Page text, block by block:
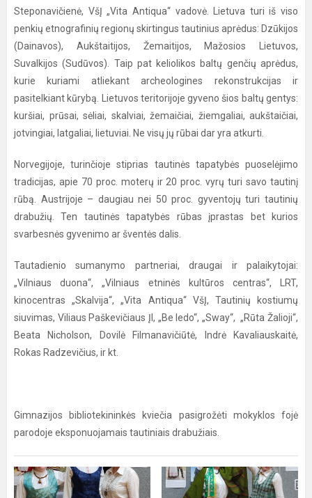
Steponavičienė, VšĮ „Vita Antiqua“ vadovė. Lietuva turi iš viso
penkių etnografinių regionų skirtingus tautinius aprėdus: Dzūkijos
(Dainavos), Aukštaitijos, Žemaitijos, Mažosios Lietuvos,
Suvalkijos (Sudūvos). Taip pat keliolikos baltų genčių aprėdus,
kurie kuriami atliekant archeologines rekonstrukcijas ir
pasitelkiant kūrybą. Lietuvos teritorijoje gyveno šios baltų gentys:
kuršiai, prūsai, sėliai, skalviai, žemaičiai, žiemgaliai, aukštaičiai,
jotvingiai, latgaliai, lietuviai. Ne visų jų rūbai dar yra atkurti.
Norvegijoje, turinčioje stiprias tautinės tapatybės puoselėjimo
tradicijas, apie 70 proc. moterų ir 20 proc. vyrų turi savo tautinį
rūbą. Austrijoje – daugiau nei 50 proc. gyventojų turi tautinių
drabužių. Ten tautinės tapatybės rūbas įprastas bet kurios
svarbesnės gyvenimo ar šventės dalis.
Tautadienio sumanymo partneriai, draugai ir palaikytojai:
„Vilniaus duona“, „Vilniaus etninės kultūros centras“, LRT,
kinocentras „Skalvija“, „Vita Antiqua“ VšĮ, Tautinių kostiumų
siuvimas, Viliaus Paškevičiaus ĮI, „Be ledo“, „Sway“, „Rūta Žalioji“,
Beata Nicholson, Dovilė Filmanavičiūtė, Indrė Kavaliauskaitė,
Rokas Radzevičius, ir kt.
Gimnazijos bibliotekininkės kviečia pasigrožėti mokyklos fojė
parodoje eksponuojamais tautiniais drabužiais.